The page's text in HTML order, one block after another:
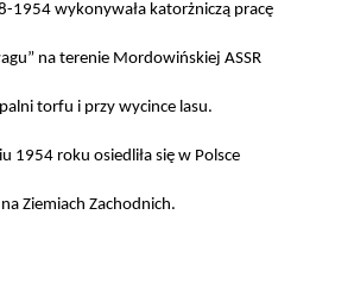
1954 wykonywała katorżniczą pracę
na terenie Mordowińskiej ASSR
torfu i przy wycince lasu.
1954 roku osiedliła się w Polsce
na Ziemiach Zachodnich.